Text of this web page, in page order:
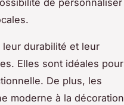
de personnaliser
durabilité et leur
Elles sont idéales pour
De plus, les
moderne à la décoration